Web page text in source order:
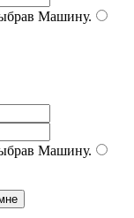
Машину.
Машину.